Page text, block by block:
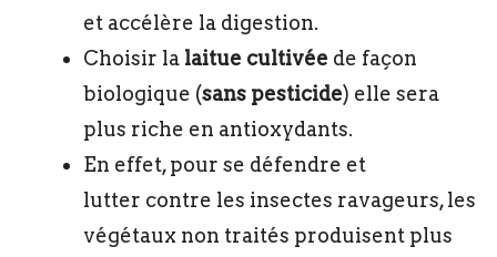
et accélère la digestion.
Choisir la laitue cultivée de façon
biologique (sans pesticide) elle sera
plus riche en antioxydants.
En effet, pour se défendre et
lutter contre les insectes ravageurs, les
végétaux non traités produisent plus